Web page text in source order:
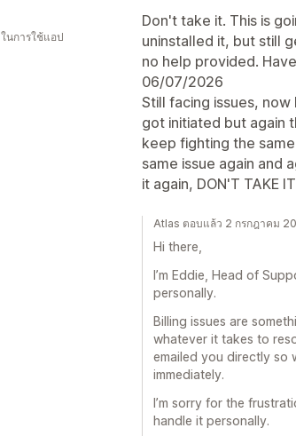
Don't take it. This is
uninstalled it, but still
no help provided.
06/07/2026
Still facing issues,
got initiated but again
keep fighting the
same issue again and
it again, DON'T TAKE
นการใช้แอป
Atlas ตอบแล้ว 2 กรกฎาคม
Hi there,
I’m Eddie, Head of
personally.
Billing issues are
whatever it takes to
emailed you directly so
immediately.
I’m sorry for the
handle it personally.